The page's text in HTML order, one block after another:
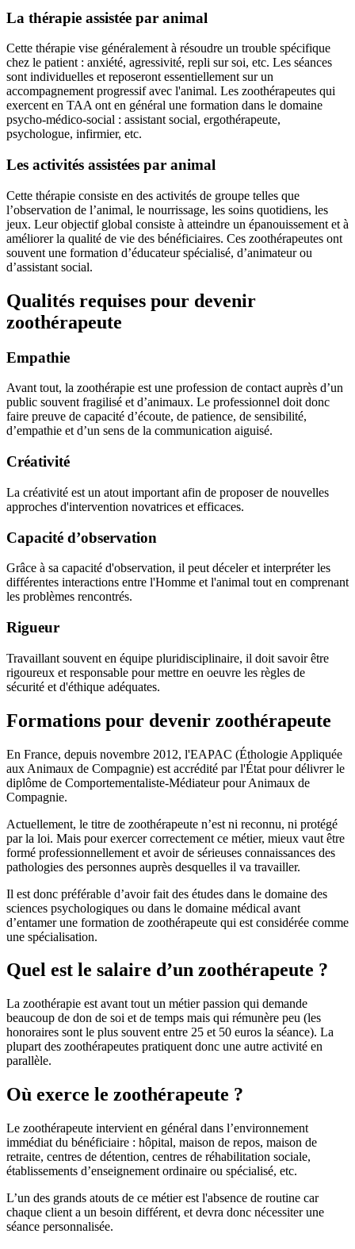
La thérapie assistée par animal
Cette thérapie vise généralement à résoudre un trouble spécifique
chez le patient : anxiété, agressivité, repli sur soi, etc. Les séances
sont individuelles et reposeront essentiellement sur un
accompagnement progressif avec l'animal. Les zoothérapeutes qui
exercent en TAA ont en général une formation dans le domaine
psycho-médico-social : assistant social, ergothérapeute,
psychologue, infirmier, etc.
Les activités assistées par animal
Cette thérapie consiste en des activités de groupe telles que
l’observation de l’animal, le nourrissage, les soins quotidiens, les
jeux. Leur objectif global consiste à atteindre un épanouissement et à
améliorer la qualité de vie des bénéficiaires. Ces zoothérapeutes ont
souvent une formation d’éducateur spécialisé, d’animateur ou
d’assistant social.
Qualités requises pour devenir
zoothérapeute
Empathie
Avant tout, la zoothérapie est une profession de contact auprès d’un
public souvent fragilisé et d’animaux. Le professionnel doit donc
faire preuve de capacité d’écoute, de patience, de sensibilité,
d’empathie et d’un sens de la communication aiguisé.
Créativité
La créativité est un atout important afin de proposer de nouvelles
approches d'intervention novatrices et efficaces.
Capacité d’observation
Grâce à sa capacité d'observation, il peut déceler et interpréter les
différentes interactions entre l'Homme et l'animal tout en comprenant
les problèmes rencontrés.
Rigueur
Travaillant souvent en équipe pluridisciplinaire, il doit savoir être
rigoureux et responsable pour mettre en oeuvre les règles de
sécurité et d'éthique adéquates.
Formations pour devenir zoothérapeute
En France, depuis novembre 2012, l'EAPAC (Éthologie Appliquée
aux Animaux de Compagnie) est accrédité par l'État pour délivrer le
diplôme de Comportementaliste-Médiateur pour Animaux de
Compagnie.
Actuellement, le titre de zoothérapeute n’est ni reconnu, ni protégé
par la loi. Mais pour exercer correctement ce métier, mieux vaut être
formé professionnellement et avoir de sérieuses connaissances des
pathologies des personnes auprès desquelles il va travailler.
Il est donc préférable d’avoir fait des études dans le domaine des
sciences psychologiques ou dans le domaine médical avant
d’entamer une formation de zoothérapeute qui est considérée comme
une spécialisation.
Quel est le salaire d’un zoothérapeute ?
La zoothérapie est avant tout un métier passion qui demande
beaucoup de don de soi et de temps mais qui rémunère peu (les
honoraires sont le plus souvent entre 25 et 50 euros la séance). La
plupart des zoothérapeutes pratiquent donc une autre activité en
parallèle.
Où exerce le zoothérapeute ?
Le zoothérapeute intervient en général dans l’environnement
immédiat du bénéficiaire : hôpital, maison de repos, maison de
retraite, centres de détention, centres de réhabilitation sociale,
établissements d’enseignement ordinaire ou spécialisé, etc.
L’un des grands atouts de ce métier est l'absence de routine car
chaque client a un besoin différent, et devra donc nécessiter une
séance personnalisée.